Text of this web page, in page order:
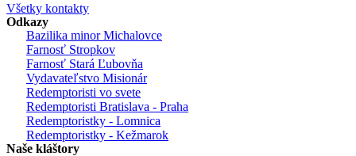
Všetky kontakty
Odkazy
Bazilika minor Michalovce
Farnosť Stropkov
Farnosť Stará Ľubovňa
Vydavateľstvo Misionár
Redemptoristi vo svete
Redemptoristi Bratislava - Praha
Redemptoristky - Lomnica
Redemptoristky - Kežmarok
Naše kláštory